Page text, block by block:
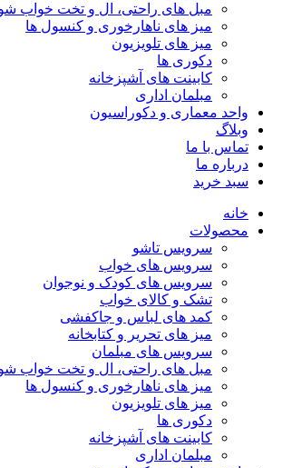
مبل های راحتی، ال و تخت خواب
میز های ناهارخوری و کنسول ها
میز های تلویزیون
دکوری ها
کابینت های آشپزخانه
مبلمان اداری
واحد معماری و دکوراسیون
وبلاگ
تماس با ما
درباره ما
سبد خرید
خانه
محصولات
سرویس تاشو
سرویس های خواب
سرویس های کودک و نوجوان
تشک و کالای خواب
کمد های لباس و جاکفشی
میز های تحریر و کتابخانه
سرویس های مبلمان
مبل های راحتی، ال و تخت خواب
میز های ناهارخوری و کنسول ها
میز های تلویزیون
دکوری ها
کابینت های آشپزخانه
مبلمان اداری